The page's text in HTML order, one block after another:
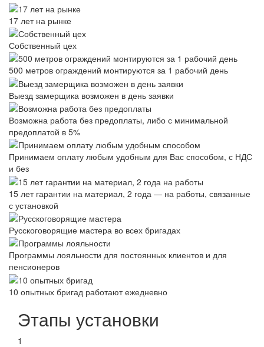
17 лет на рынке
Собственный цех
500 метров ограждений монтируются за 1 рабочий день
Выезд замерщика возможен в день заявки
Возможна работа без предоплаты, либо с минимальной
предоплатой в 5%
Принимаем оплату любым удобным для Вас способом, с НДС
и без
15 лет гарантии на материал, 2 года — на работы, связанные
с установкой
Русскоговорящие мастера во всех бригадах
Программы лояльности для постоянных клиентов и для
пенсионеров
10 опытных бригад работают ежедневно
Этапы установки
1